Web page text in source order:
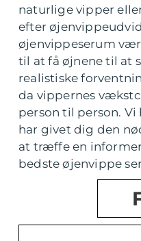
naturlige vipper
efter
øjenvippeserum
til at få øjnene til at
realistiske
da vippernes
person til person.
har givet dig den
at træffe en
bedste øjenvippe